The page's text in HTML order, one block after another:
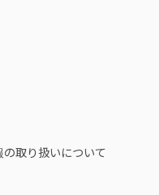
取り扱いについて